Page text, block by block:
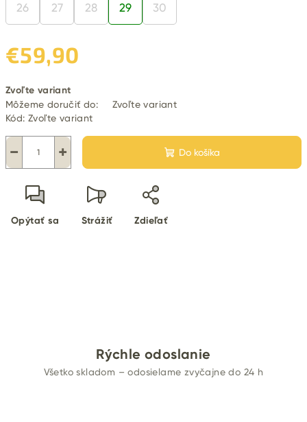
26 27 28 29 30
€59,90
cena:
Zvoľte variant
Môžeme doručiť do:
Zvoľte variant
Kód: Zvoľte variant
+
− Do košíka
Opýtať sa Strážiť Zdieľať
Rýchle odoslanie
Všetko skladom – odosielame zvyčajne do 24 h